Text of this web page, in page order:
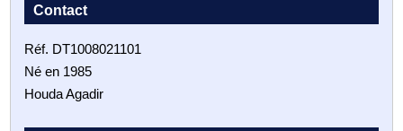
Contact
Réf. DT1008021101
Né en 1985
Houda Agadir